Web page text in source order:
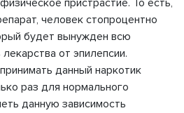
пристрастие. То есть,
человек стопроцентно
будет вынужден всю
от эпилепсии.
данный наркотик
раз для нормального
данную зависимость